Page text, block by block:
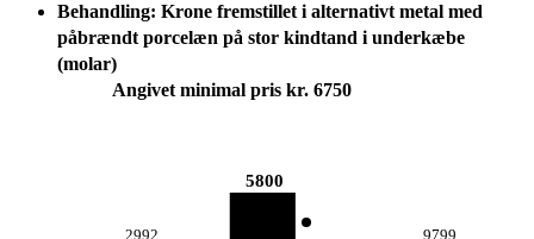
Behandling: Krone fremstillet i alternativt metal med
påbrændt porcelæn på stor kindtand i underkæbe
(molar)
Angivet minimal pris kr. 6750
2992
5800
9799